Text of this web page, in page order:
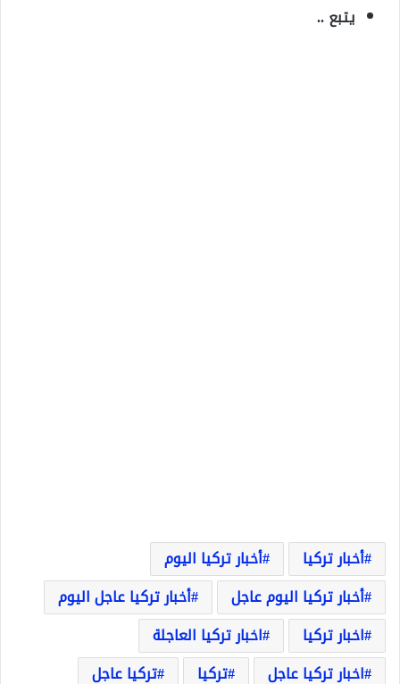
يتبع ..
أخبار تركيا
أخبار تركيا اليوم
أخبار تركيا اليوم عاجل
أخبار تركيا عاجل اليوم
اخبار تركيا
اخبار تركيا العاجلة
اخبار تركيا عاجل
تركيا تركيا عاجل